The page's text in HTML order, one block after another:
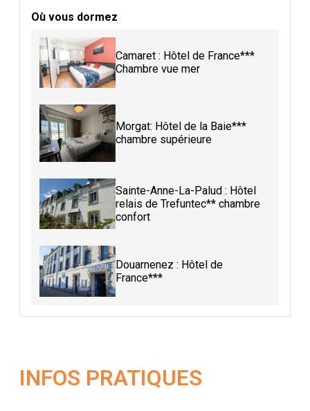
Où vous dormez
Camaret : Hôtel de France***
Chambre vue mer
Morgat: Hôtel de la Baie***
chambre supérieure
Sainte-Anne-La-Palud : Hôtel
relais de Trefuntec** chambre
confort
Douarnenez : Hôtel de
France***
INFOS PRATIQUES